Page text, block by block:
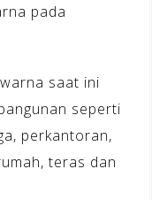
pada
saat ini
seperti
perkantoran,
teras dan